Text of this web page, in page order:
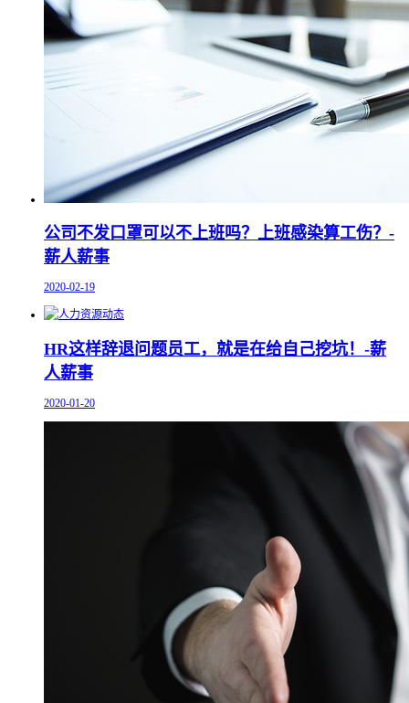
公司不发口罩可以不上班吗？上班感染算工伤？-
薪人薪事
2020-02-19
HR这样辞退问题员工，就是在给自己挖坑！-薪
人薪事
2020-01-20